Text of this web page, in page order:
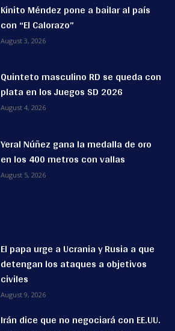
Kinito Méndez pone a bailar al país
con “El Calorazo”
August 3, 2026
Quinteto masculino RD se queda con
plata en los Juegos SD 2026
August 4, 2026
Yeral Núñez gana la medalla de oro
en los 400 metros con vallas
August 5, 2026
El papa urge a Ucrania y Rusia a que
detengan los ataques a objetivos
civiles
August 9, 2026
Irán dice que no negociará con EE.UU.